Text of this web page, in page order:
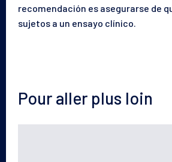
recomendación es asegurarse de
sujetos a un ensayo clínico.
Pour aller plus loin